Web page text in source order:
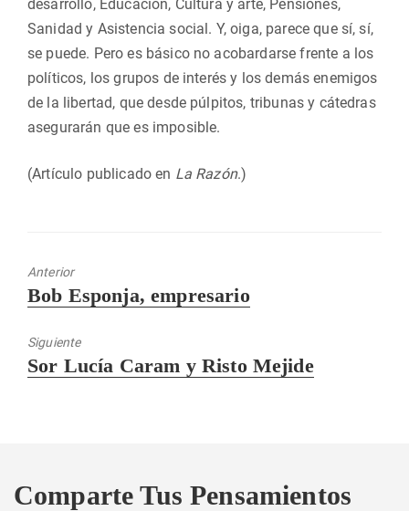
desarrollo, Educación, Cultura y arte, Pensiones,
Sanidad y Asistencia social. Y, oiga, parece que sí, sí,
se puede. Pero es básico no acobardarse frente a los
políticos, los grupos de interés y los demás enemigos
de la libertad, que desde púlpitos, tribunas y cátedras
asegurarán que es imposible.
(Artículo publicado en La Razón.)
Anterior
Entrada
Bob Esponja, empresario
Siguiente
Entrada
Sor Lucía Caram y Risto Mejide
Comparte Tus Pensamientos